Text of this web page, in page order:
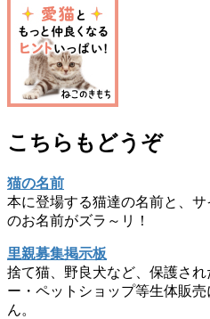
こちらもどうぞ
猫の名前
本に登場する猫達の名前と、
のお名前がズラ～リ！
里親募集掲示板
捨て猫、野良犬など、保護さ
ー・ペットショップ等生体販
ん。